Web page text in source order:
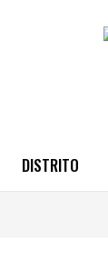
DISTRITO